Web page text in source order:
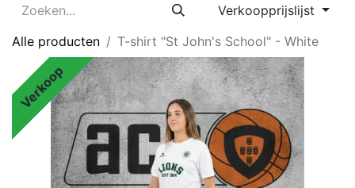
Verkoopprijslijst
Alle producten
T-shirt "St John's School" - White
Verkoop